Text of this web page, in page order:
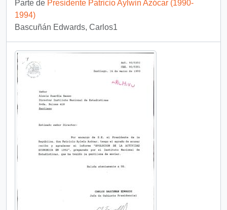
Parte de Presidente Patricio Aylwin Azócar (1990-
1994)
Bascuñán Edwards, Carlos1